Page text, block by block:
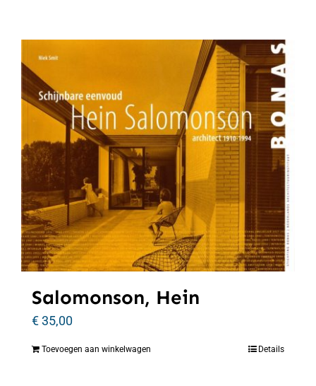
Salomonson, Hein
€35,00
Toevoegen aan winkelwagen Details